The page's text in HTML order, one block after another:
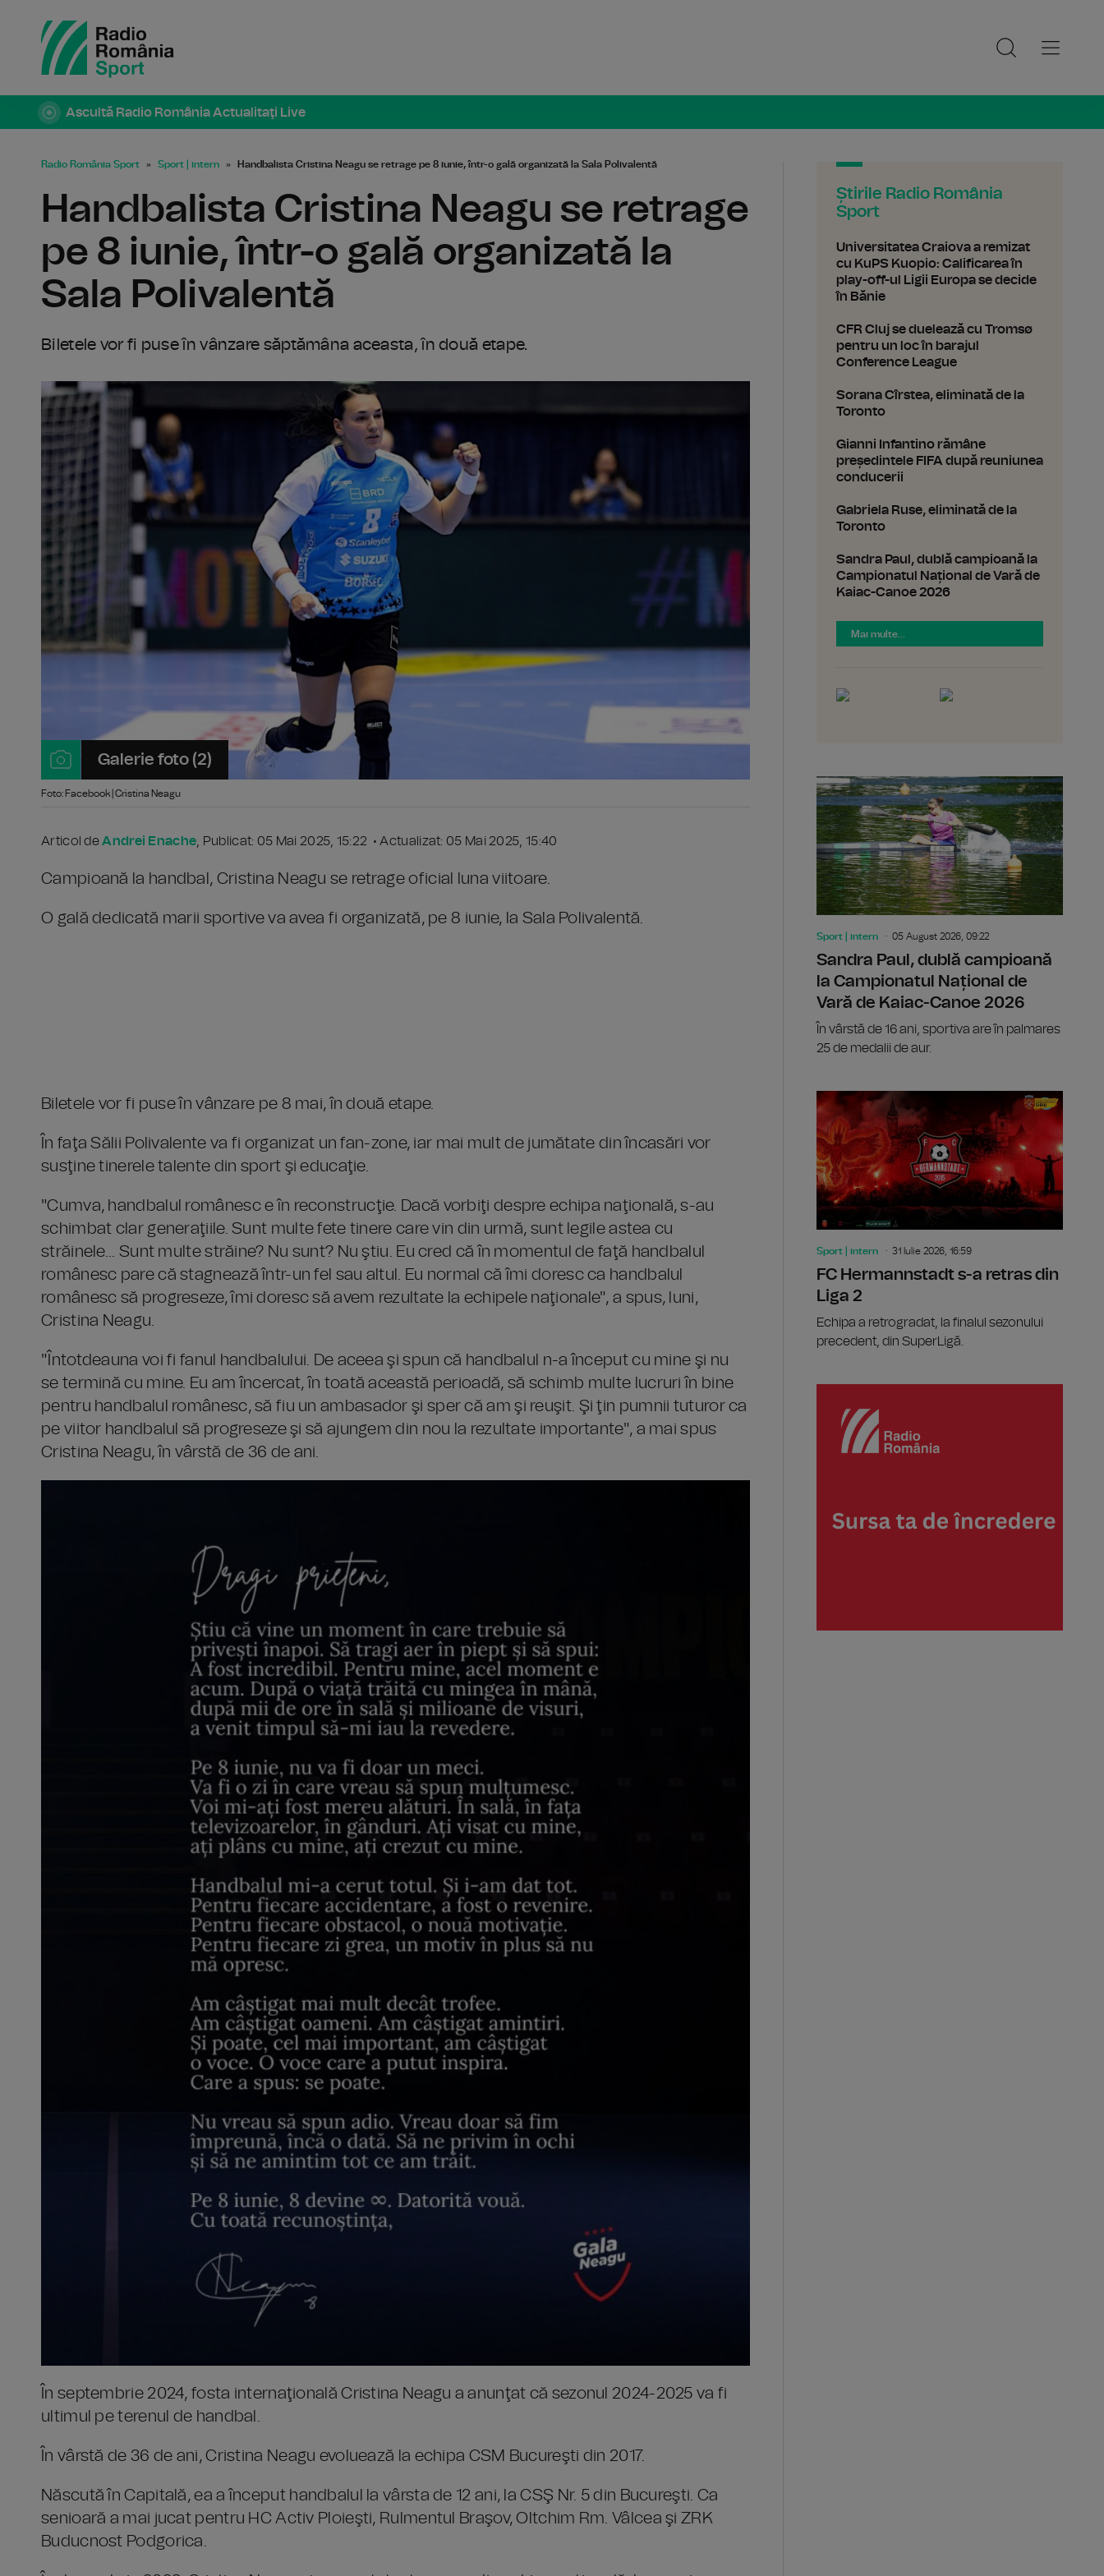
Ascultă Radio România Actualitaţi Live
Radio România Sport Sport | intern Handbalista Cristina Neagu se retrage pe 8 iunie, într-o gală organizată la Sala Polivalentă
Handbalista Cristina Neagu se retrage
pe 8 iunie, într-o gală organizată la
Sala Polivalentă
Biletele vor fi puse în vânzare săptămâna aceasta, în două etape.
Galerie foto (2)
Foto: Facebook | Cristina Neagu
Articol deAndrei Enache, Publicat: 05 Mai 2025, 15:22 • Actualizat: 05 Mai 2025, 15:40
Campioană la handbal, Cristina Neagu se retrage oficial luna viitoare.
O gală dedicată marii sportive va avea fi organizată, pe 8 iunie, la Sala Polivalentă.
Biletele vor fi puse în vânzare pe 8 mai, în două etape.
În faţa Sălii Polivalente va fi organizat un fan-zone, iar mai mult de jumătate din încasări vor
susţine tinerele talente din sport şi educaţie.
"Cumva, handbalul românesc e în reconstrucţie. Dacă vorbiţi despre echipa naţională, s-au
schimbat clar generaţiile. Sunt multe fete tinere care vin din urmă, sunt legile astea cu
străinele... Sunt multe străine? Nu sunt? Nu ştiu. Eu cred că în momentul de faţă handbalul
românesc pare că stagnează într-un fel sau altul. Eu normal că îmi doresc ca handbalul
românesc să progreseze, îmi doresc să avem rezultate la echipele naţionale", a spus, luni,
Cristina Neagu.
"Întotdeauna voi fi fanul handbalului. De aceea şi spun că handbalul n-a început cu mine şi nu
se termină cu mine. Eu am încercat, în toată această perioadă, să schimb multe lucruri în bine
pentru handbalul românesc, să fiu un ambasador şi sper că am şi reuşit. Şi ţin pumnii tuturor ca
pe viitor handbalul să progreseze şi să ajungem din nou la rezultate importante", a mai spus
Cristina Neagu, în vârstă de 36 de ani.
În septembrie 2024, fosta internaţională Cristina Neagu a anunţat că sezonul 2024-2025 va fi
ultimul pe terenul de handbal.
În vârstă de 36 de ani, Cristina Neagu evoluează la echipa CSM Bucureşti din 2017.
Născută în Capitală, ea a început handbalul la vârsta de 12 ani, la CSŞ Nr. 5 din Bucureşti. Ca
senioară a mai jucat pentru HC Activ Ploieşti, Rulmentul Braşov, Oltchim Rm. Vâlcea şi ZRK
Buducnost Podgorica.
Știrile Radio România
Sport
Universitatea Craiova a remizat
cu KuPS Kuopio: Calificarea în
play-off-ul Ligii Europa se decide
în Bănie
CFR Cluj se duelează cu Tromsø
pentru un loc în barajul
Conference League
Sorana Cîrstea, eliminată de la
Toronto
Gianni Infantino rămâne
președintele FIFA după reuniunea
conducerii
Gabriela Ruse, eliminată de la
Toronto
Sandra Paul, dublă campioană la
Campionatul Național de Vară de
Kaiac-Canoe 2026
Mai multe...
Sport | intern 05 August 2026, 09:22
Sandra Paul, dublă campioană
la Campionatul Național de
Vară de Kaiac-Canoe 2026
În vârstă de 16 ani, sportiva are în palmares
25 de medalii de aur.
Sport | intern 31 Iulie 2026, 16:59
FC Hermannstadt s-a retras din
Liga 2
Echipa a retrogradat, la finalul sezonului
precedent, din SuperLigă.